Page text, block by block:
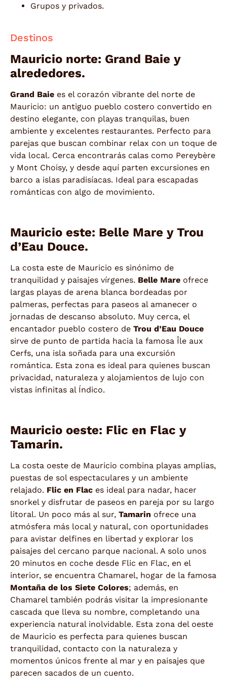
Grupos y privados.
Destinos
Mauricio norte: Grand Baie y
alrededores.
Grand Baie es el corazón vibrante del norte de
Mauricio: un antiguo pueblo costero convertido en
destino elegante, con playas tranquilas, buen
ambiente y excelentes restaurantes. Perfecto para
parejas que buscan combinar relax con un toque de
vida local. Cerca encontrarás calas como Pereybère
y Mont Choisy, y desde aquí parten excursiones en
barco a islas paradisíacas. Ideal para escapadas
románticas con algo de movimiento.
Mauricio este: Belle Mare y Trou
d’Eau Douce.
La costa este de Mauricio es sinónimo de
tranquilidad y paisajes vírgenes. Belle Mare ofrece
largas playas de arena blanca bordeadas por
palmeras, perfectas para paseos al amanecer o
jornadas de descanso absoluto. Muy cerca, el
encantador pueblo costero de Trou d’Eau Douce
sirve de punto de partida hacia la famosa Île aux
Cerfs, una isla soñada para una excursión
romántica. Esta zona es ideal para quienes buscan
privacidad, naturaleza y alojamientos de lujo con
vistas infinitas al Índico.
Mauricio oeste: Flic en Flac y
Tamarin.
La costa oeste de Mauricio combina playas amplias,
puestas de sol espectaculares y un ambiente
relajado. Flic en Flac es ideal para nadar, hacer
snorkel y disfrutar de paseos en pareja por su largo
litoral. Un poco más al sur, Tamarin ofrece una
atmósfera más local y natural, con oportunidades
para avistar delfines en libertad y explorar los
paisajes del cercano parque nacional. A solo unos
20 minutos en coche desde Flic en Flac, en el
interior, se encuentra Chamarel, hogar de la famosa
Montaña de los Siete Colores; además, en
Chamarel también podrás visitar la impresionante
cascada que lleva su nombre, completando una
experiencia natural inolvidable. Esta zona del oeste
de Mauricio es perfecta para quienes buscan
tranquilidad, contacto con la naturaleza y
momentos únicos frente al mar y en paisajes que
parecen sacados de un cuento.